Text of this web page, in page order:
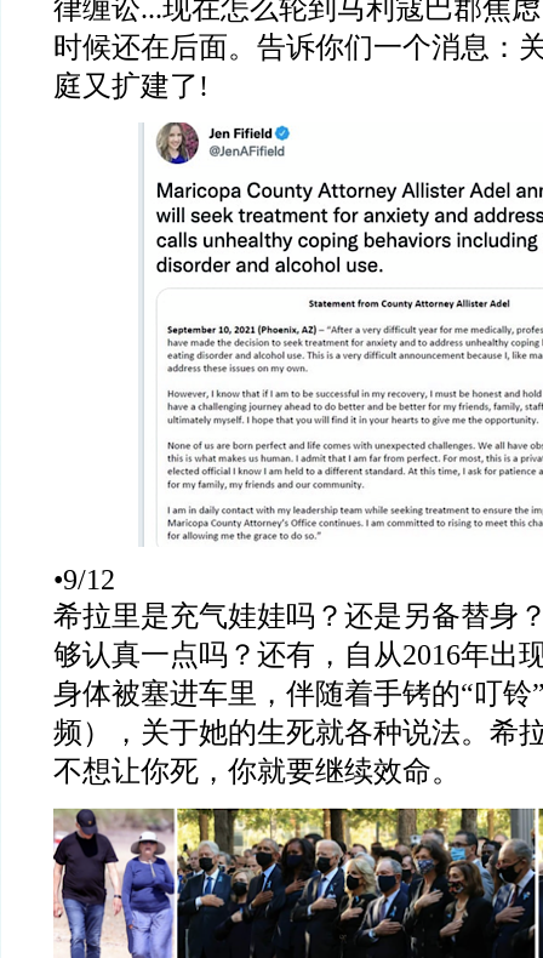
律缠讼...现在怎么轮到马利寇巴郡焦
时候还在后面。告诉你们一个消息：
庭又扩建了!
•9/12
希拉里是充气娃娃吗？还是另备替身
够认真一点吗？还有，自从2016年出
身体被塞进车里，伴随着手铐的“叮铃
频），关于她的生死就各种说法。希
不想让你死，你就要继续效命。